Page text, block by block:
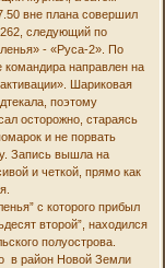
вне плана совершил
следующий по
- «Руса-2». По
командира направлен на
Шариковая
поэтому
осторожно, стараясь
и не порвать
Запись вышла на
и четкой, прямо как
с которого прибыл
второй”, находился
полуострова.
в район Новой Земли